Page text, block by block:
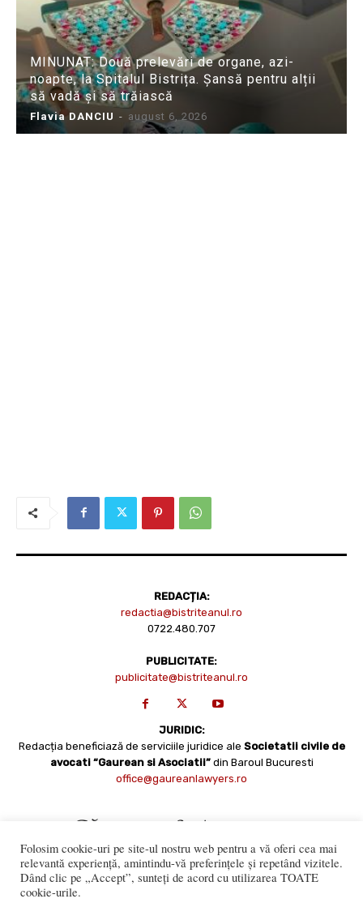
MINUNAT: Două prelevări de organe, azi-
noapte, la Spitalul Bistrița. Șansă pentru alții
să vadă și să trăiască
Flavia DANCIU - august 6, 2026
REDACȚIA:
redactia@bistriteanul.ro
0722.480.707
PUBLICITATE:
publicitate@bistriteanul.ro
JURIDIC:
Redacția beneficiază de serviciile juridice ale Societatii civile de
avocati “Gaurean si Asociatii” din Baroul Bucuresti
office@gaureanlawyers.ro
Folosim cookie-uri pe site-ul nostru web pentru a vă oferi cea mai
relevantă experiență, amintindu-vă preferințele și repetând vizitele.
Dând clic pe „Accept”, sunteți de acord cu utilizarea TOATE
cookie-urile.